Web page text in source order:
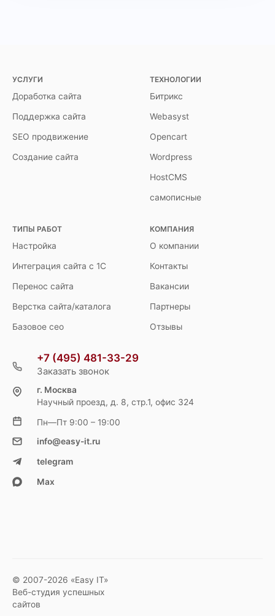
УСЛУГИ
Доработка сайта
Поддержка сайта
SEO продвижение
Создание сайта
ТЕХНОЛОГИИ
Битрикс
Webasyst
Opencart
Wordpress
HostCMS
самописные
ТИПЫ РАБОТ
Настройка
Интеграция сайта с 1С
Перенос сайта
Верстка сайта/каталога
Базовое сео
КОМПАНИЯ
О компании
Контакты
Вакансии
Партнеры
Отзывы
+7 (495) 481-33-29
Заказать звонок
г. Москва
Научный проезд, д. 8, стр.1, офис 324
Пн—Пт 9:00 – 19:00
info@easy-it.ru
telegram
Max
© 2007-2026 «Easy IT»
Веб-студия успешных
сайтов